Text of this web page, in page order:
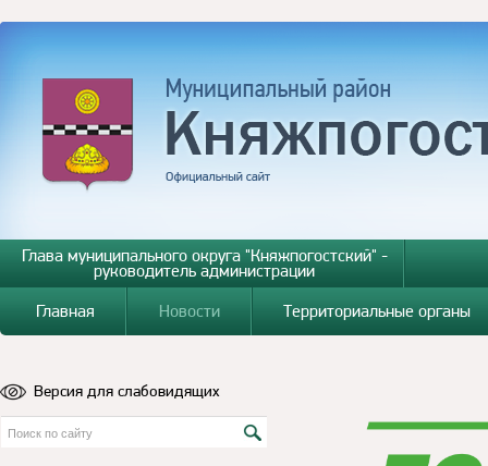
Глава муниципального округа "Княжпогостский" -
руководитель администрации
Главная
Новости Территориальные органы
Версия для слабовидящих